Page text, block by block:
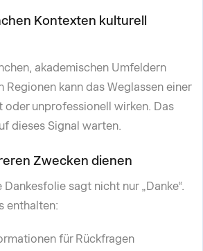
Kontexten kulturell
akademischen Umfeldern
Regionen kann das Weglassen einer
oder unprofessionell wirken. Das
dieses Signal warten.
Zwecken dienen
sagt nicht nur „Danke“.
enthalten:
für Rückfragen